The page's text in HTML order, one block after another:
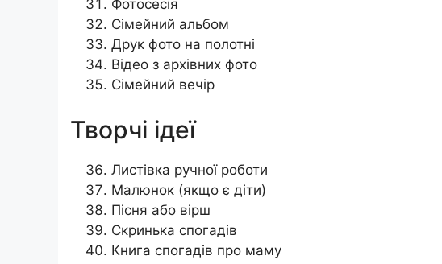
Фотосесія
Сімейний альбом
Друк фото на полотні
Відео з архівних фото
Сімейний вечір
Творчі ідеї
Листівка ручної роботи
Малюнок (якщо є діти)
Пісня або вірш
Скринька спогадів
Книга спогадів про маму